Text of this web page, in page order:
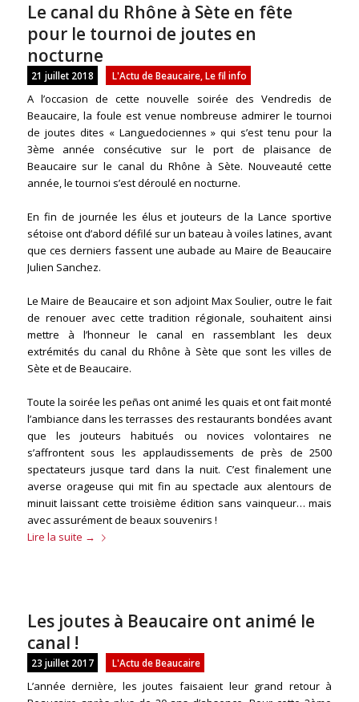
Le canal du Rhône à Sète en fête
pour le tournoi de joutes en
nocturne
21 juillet 2018 L'Actu de Beaucaire, Le fil info
A l’occasion de cette nouvelle soirée des Vendredis de
Beaucaire, la foule est venue nombreuse admirer le tournoi
de joutes dites « Languedociennes » qui s’est tenu pour la
3ème année consécutive sur le port de plaisance de
Beaucaire sur le canal du Rhône à Sète. Nouveauté cette
année, le tournoi s’est déroulé en nocturne.
En fin de journée les élus et jouteurs de la Lance sportive
sétoise ont d’abord défilé sur un bateau à voiles latines, avant
que ces derniers fassent une aubade au Maire de Beaucaire
Julien Sanchez.
Le Maire de Beaucaire et son adjoint Max Soulier, outre le fait
de renouer avec cette tradition régionale, souhaitent ainsi
mettre à l’honneur le canal en rassemblant les deux
extrémités du canal du Rhône à Sète que sont les villes de
Sète et de Beaucaire.
Toute la soirée les peñas ont animé les quais et ont fait monté
l’ambiance dans les terrasses des restaurants bondées avant
que les jouteurs habitués ou novices volontaires ne
s’affrontent sous les applaudissements de près de 2500
spectateurs jusque tard dans la nuit. C’est finalement une
averse orageuse qui mit fin au spectacle aux alentours de
minuit laissant cette troisième édition sans vainqueur… mais
avec assurément de beaux souvenirs !
Lire la suite →
Les joutes à Beaucaire ont animé le
canal !
23 juillet 2017 L'Actu de Beaucaire
L’année dernière, les joutes faisaient leur grand retour à